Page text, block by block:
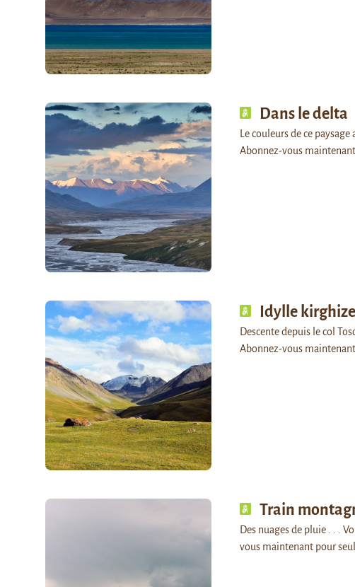
Dans le delta
Le couleurs de ce
Abonnez-vous
Idylle kirghize
Descente depuis le col
Abonnez-vous
Train
Des nuages de pluie . . .
vous maintenant pour